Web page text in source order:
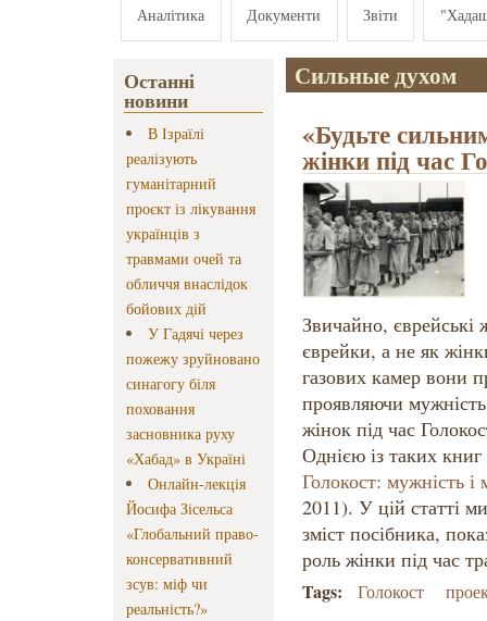
Аналітика Документи Звіти
Останні
новини
В Ізраїлі
реалізують
гуманітарний
проєкт із лікування
українців з
травмами очей та
обличчя внаслідок
бойових дій
У Гадячі через
пожежу зруйновано
синагогу біля
поховання
засновника руху
«Хабад» в Україні
Онлайн-лекція
Йосифа Зісельса
«Глобальний право-
консервативний
зсув: міф чи
реальність?»
Сильные духом
«Будьте
жінки під час
Звичайно,
єврейки, а не як
газових камер вони
проявляючи
жінок під час
Однією із таких
Голокост: мужність і
2011). У цій статті
зміст посібника,
роль жінки під час
Tags: Голокост